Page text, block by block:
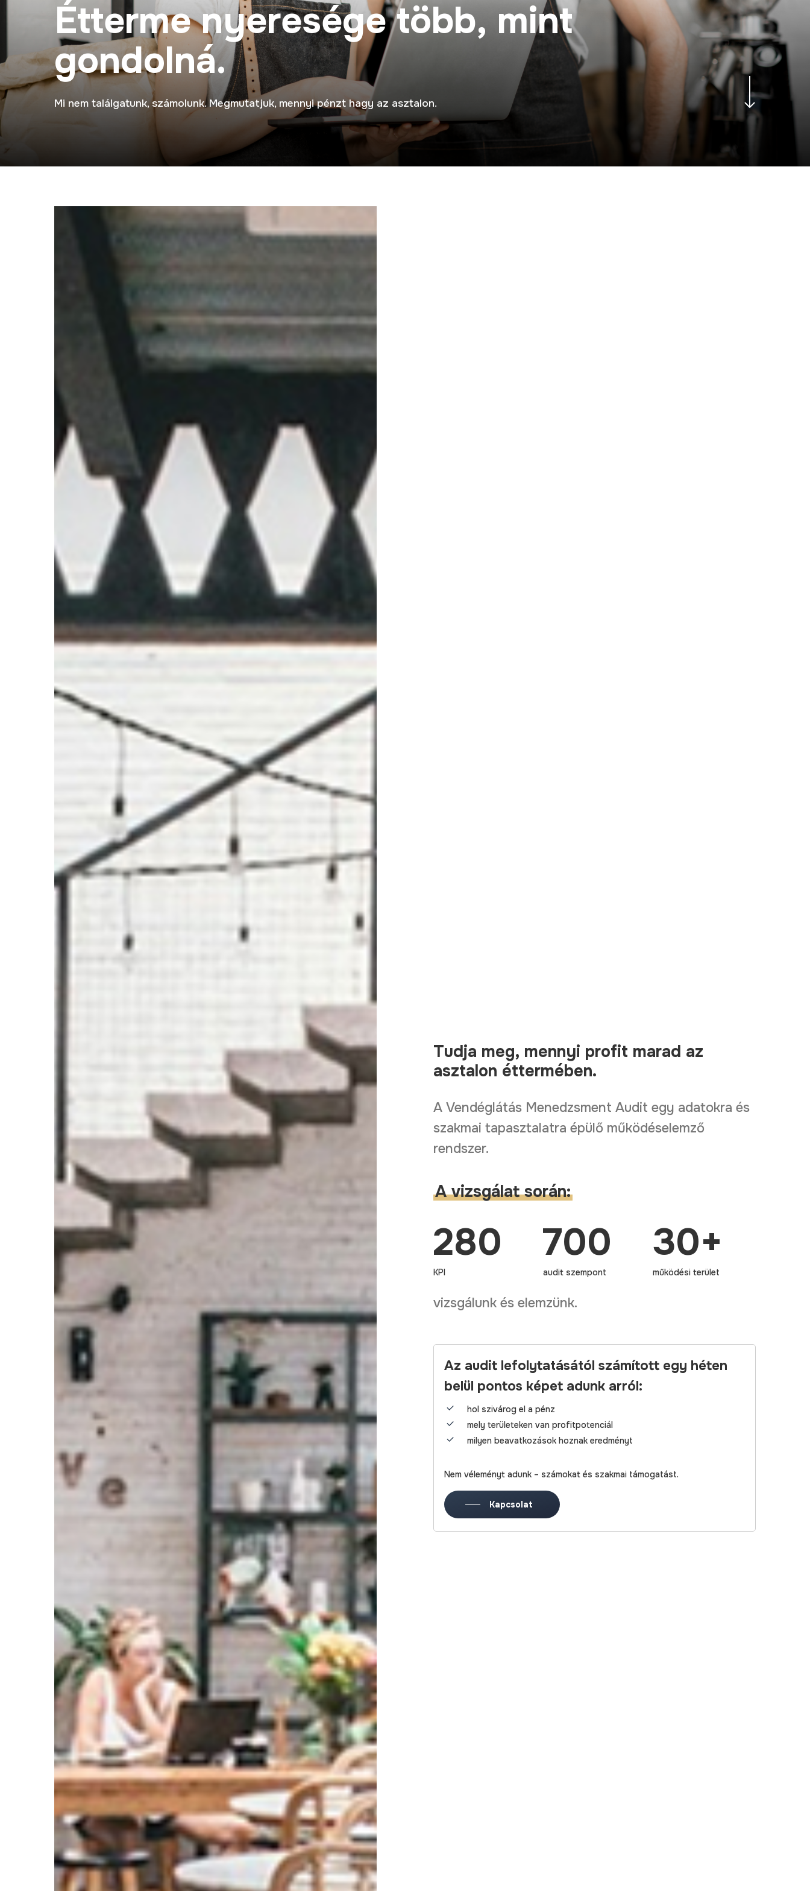
Étterme nyeresége több, mint
gondolná.
Mi nem találgatunk, számolunk. Megmutatjuk, mennyi pénzt hagy az asztalon.
Navigate to the next section
Tudja meg, mennyi profit marad az
asztalon éttermében.
A Vendéglátás Menedzsment Audit egy adatokra és
szakmai tapasztalatra épülő működéselemző
rendszer.
A vizsgálat során:
280
KPI
700
audit szempont
30+
működési terület
vizsgálunk és elemzünk.
Az audit lefolytatásától számított egy héten
belül pontos képet adunk arról:
hol szivárog el a pénz
mely területeken van profitpotenciál
milyen beavatkozások hoznak eredményt
Nem véleményt adunk – számokat és szakmai támogatást.
Kapcsolat